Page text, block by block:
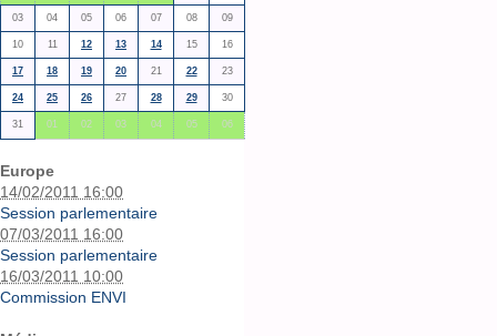
03 04 05 06 07 08 09
10 11 12 13 14 15 16
17 18 19 20 21 22 23
24 25 26 27 28 29 30
31 01 02 03 04 05 06
Europe
14/02/2011 16:00
Session parlementaire
07/03/2011 16:00
Session parlementaire
16/03/2011 10:00
Commission ENVI